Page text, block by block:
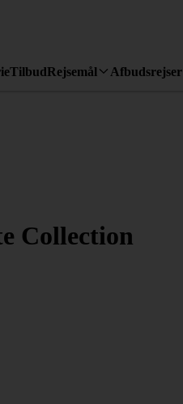
TilbudRejsemål Afbudsrejser
Collection